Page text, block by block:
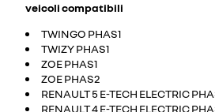
veicoli compatibili
TWINGO PHAS1
TWIZY PHAS1
ZOE PHAS1
ZOE PHAS2
RENAULT 5 E-TECH ELECTRIC
RENAULT 4 E-TECH ELECTRIC